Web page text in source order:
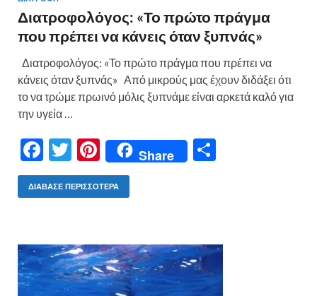
Διατροφολόγος: «Το πρώτο πράγμα
που πρέπει να κάνεις όταν ξυπνάς»
Διατροφολόγος: «Το πρώτο πράγμα που πρέπει να
κάνεις όταν ξυπνάς» Από μικρούς μας έχουν διδάξει ότι
το να τρώμε πρωινό μόλις ξυπνάμε είναι αρκετά καλό για
την υγεία …
F
ac
e
o
o
k
T
w
itt
Pi
nt
er
t
Share
σ
τε
ίτ
ΔΙΆΒΑΣΕ ΠΕΡΙΣΣΌΤΕΡΑ